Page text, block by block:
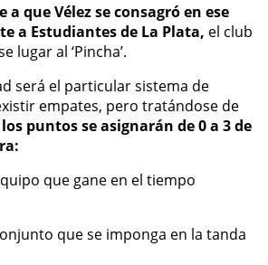
a que Vélez se consagró en ese
a Estudiantes de La Plata, el club
lugar al ‘Pincha’.
será el particular sistema de
empates, pero tratándose de
los puntos se asignarán de 0 a 3 de
que gane en el tiempo
que se imponga en la tanda